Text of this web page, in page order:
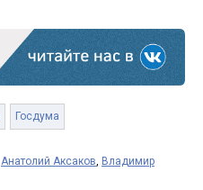
Госдума
Анатолий Аксаков, Владимир